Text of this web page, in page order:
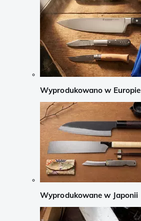
Wyprodukowano w Europie
Wyprodukowane w Japonii